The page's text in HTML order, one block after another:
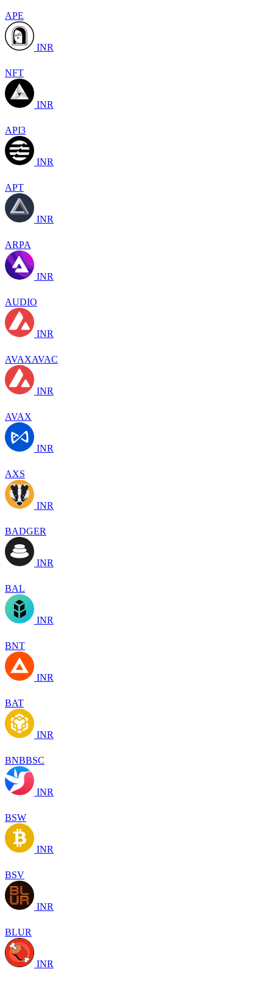
APE
INR
NFT
INR
API3
INR
APT
INR
ARPA
INR
AUDIO
INR
AVAXAVAC
INR
AVAX
INR
AXS
INR
BADGER
INR
BAL
INR
BNT
INR
BAT
INR
BNBBSC
INR
BSW
INR
BSV
INR
BLUR
INR